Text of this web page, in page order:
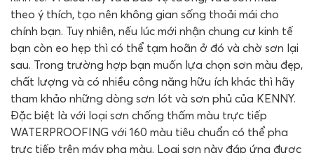
theo ý thích, tạo nên không gian sống thoải mái cho
chính bạn. Tuy nhiên, nếu lúc mới nhận chung cư kinh tế
bạn còn eo hẹp thì có thể tạm hoãn ở đó và chờ sơn lại
sau. Trong trường hợp bạn muốn lựa chọn sơn màu đẹp,
chất lượng và có nhiều công năng hữu ích khác thì hãy
tham khảo những dòng sơn lót và sơn phủ của KENNY.
Đặc biệt là với loại sơn chống thấm màu trực tiếp
WATERPROOFING với 160 màu tiêu chuẩn có thể pha
trực tiếp trên máy pha màu. Loại sơn này đáp ứng được